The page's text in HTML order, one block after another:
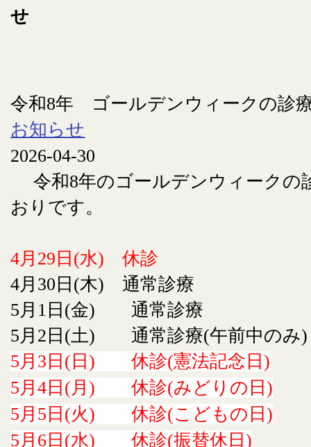
令和8年 ゴールデンウィークの診
お知らせ
2026-04-30
令和8年のゴールデンウィークの
おりです。
4月29日(水) 休診
4月30日(木) 通常診療
5月1日(金) 通常診療
5月2日(土) 通常診療(午前中のみ)
5月3日(日) 休診(憲法記念日)
5月4日(月) 休診(みどりの日)
5月5日(火) 休診(こどもの日)
5月6日(水) 休診(振替休日)